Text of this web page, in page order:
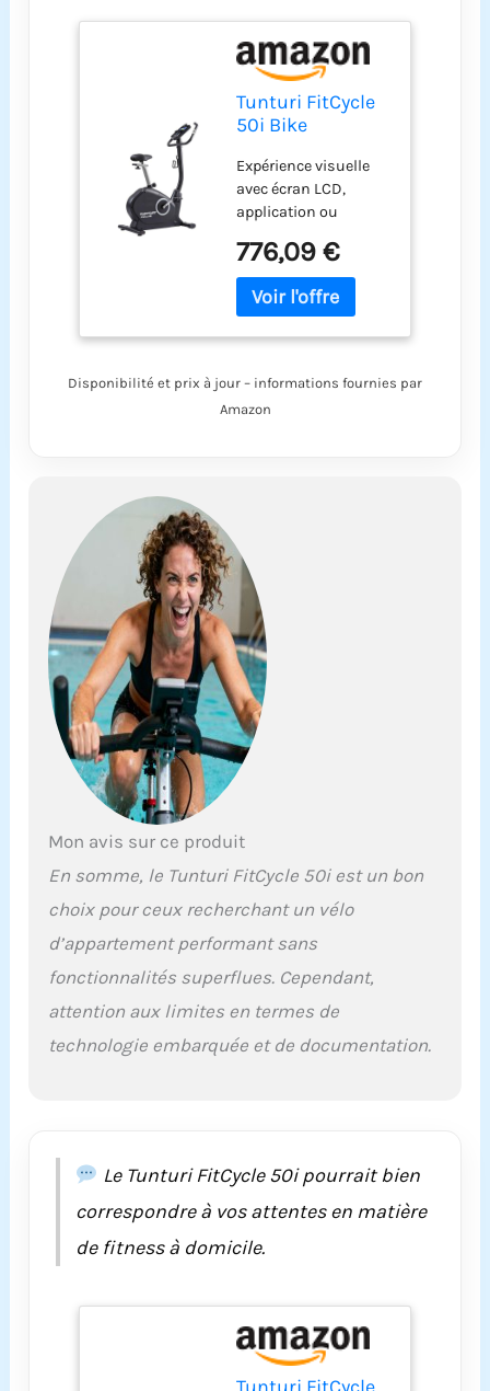
Tunturi FitCycle
50i Bike
Expérience visuelle
avec écran LCD,
application ou
Bluetooth – notre vélo
d'appartement avec
application vous
ergomètre et les
visuel Mesure =
connaissance gr ce à
un équipement de
qualité supérieure et
à l'écran LCD avec des
fonctions telles que
l'ergomètre, la
puissance, la vitesse,
la distance, les
calories, le temps, la
cardiaque. Le vélo de
maison marque des
points avec 32
résistance, 20
programmes, support
pour tablette et
bouteille d'eau, roues
de transport
776,09 €
Disponibilité et prix à jour – informations fournies par
Amazon
Mon avis sur ce produit
En somme, le Tunturi FitCycle 50i est un bon
choix pour ceux recherchant un vélo
d’appartement performant sans
fonctionnalités superflues. Cependant,
attention aux limites en termes de
technologie embarquée et de documentation.
Le Tunturi FitCycle 50i pourrait bien
correspondre à vos attentes en matière
de fitness à domicile.